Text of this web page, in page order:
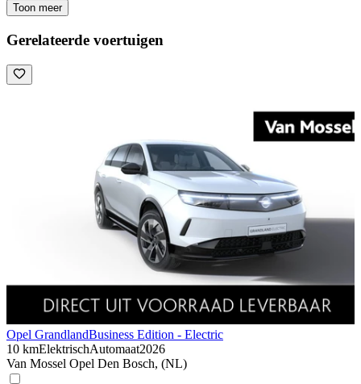
Toon meer
Gerelateerde voertuigen
Opel GrandlandBusiness Edition - Electric
10 kmElektrischAutomaat2026
Van Mossel Opel Den Bosch, (NL)